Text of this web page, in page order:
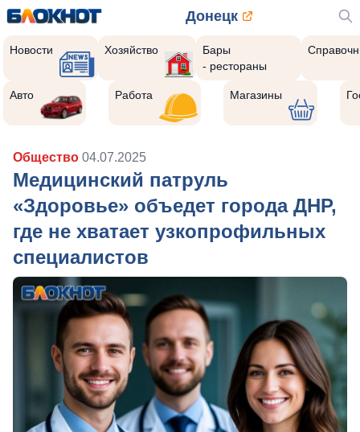
Донецк
Новости Хозяйство
Бары
- рестораны
Авто Работа Магазины
Общество 04.07.2025
Медицинский патруль
«Здоровье» объедет города ДНР,
где не хватает узкопрофильных
специалистов